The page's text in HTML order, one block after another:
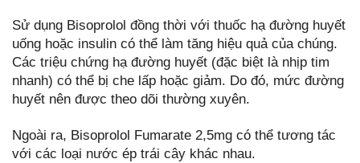
Sử dụng Bisoprolol đồng thời với thuốc hạ đường huyết
uống hoặc insulin có thể làm tăng hiệu quả của chúng.
Các triệu chứng hạ đường huyết (đặc biệt là nhịp tim
nhanh) có thể bị che lấp hoặc giảm. Do đó, mức đường
huyết nên được theo dõi thường xuyên.
Ngoài ra, Bisoprolol Fumarate 2,5mg có thể tương tác
với các loại nước ép trái cây khác nhau.